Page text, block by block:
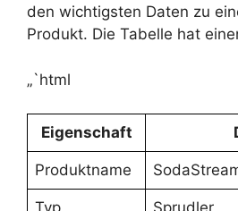
den wichtigsten Daten zu
Produkt. Die Tabelle hat
„`html
Eigenschaft
Produktname